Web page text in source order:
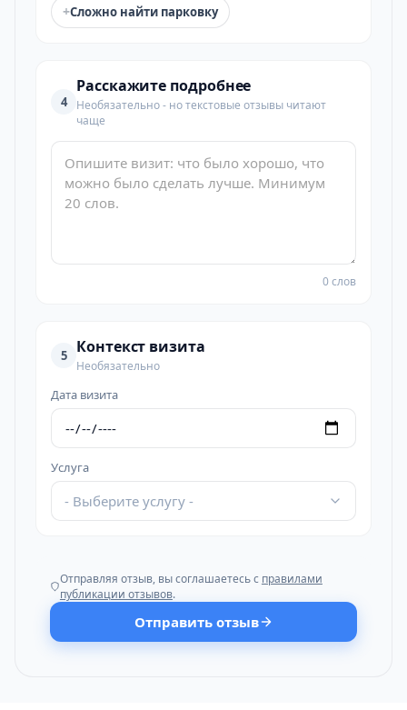
+Сложно найти парковку
4
Расскажите подробнее
Необязательно - но текстовые отзывы читают
чаще
0 слов
5 Контекст визита
Необязательно
Дата визита
Услуга
- Выберите услугу -
Отправляя отзыв, вы соглашаетесь с правилами
публикации отзывов.
Отправить отзыв